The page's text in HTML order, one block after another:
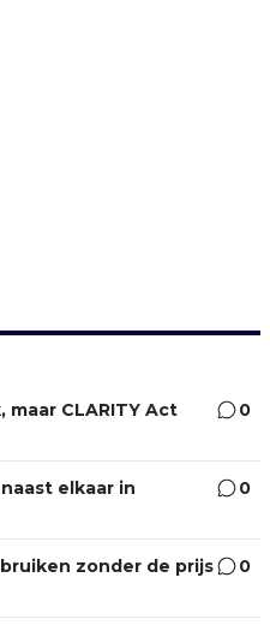
CLARITY Act
0
elkaar in
0
zonder de prijs
0